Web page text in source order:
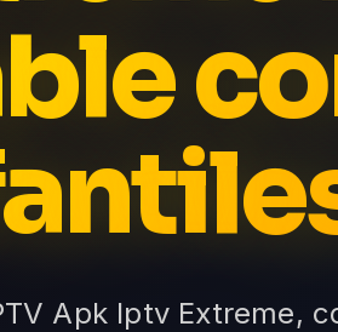
Apk Iptv Extreme,